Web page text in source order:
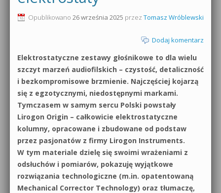
Produkcja muzyczna od podstaw
Sound Forge od podstaw
Dubstep z syntezatorem Massive
Kontakt 5 Kompendium
Pakiety
0dB.pl - informacje
Materiały dla mediów
Archiwum aktualności
Polityka prywatności
Regulamin
Działanie sklepu internetowego
Wyszukiwanie
Opublikowano 26 września 2025 przez Tomasz Wróblewski
Dodaj komentarz
Elektrostatyczne zestawy głośnikowe to dla wielu
szczyt marzeń audiofilskich – czystość, detaliczność
i bezkompromisowe brzmienie. Najczęściej kojarzą
się z egzotycznymi, niedostępnymi markami.
Tymczasem w samym sercu Polski powstały
Lirogon Origin – całkowicie elektrostatyczne
kolumny, opracowane i zbudowane od podstaw
przez pasjonatów z firmy Lirogon Instruments.
W tym materiale dzielę się swoimi wrażeniami z
odsłuchów i pomiarów, pokazuję wyjątkowe
rozwiązania technologiczne (m.in. opatentowaną
Mechanical Corrector Technology) oraz tłumaczę,